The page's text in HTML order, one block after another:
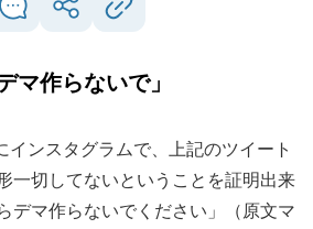
マ作らないで」
ンスタグラムで、上記のツイート
一切してないということを証明出来
デマ作らないでください」（原文マ